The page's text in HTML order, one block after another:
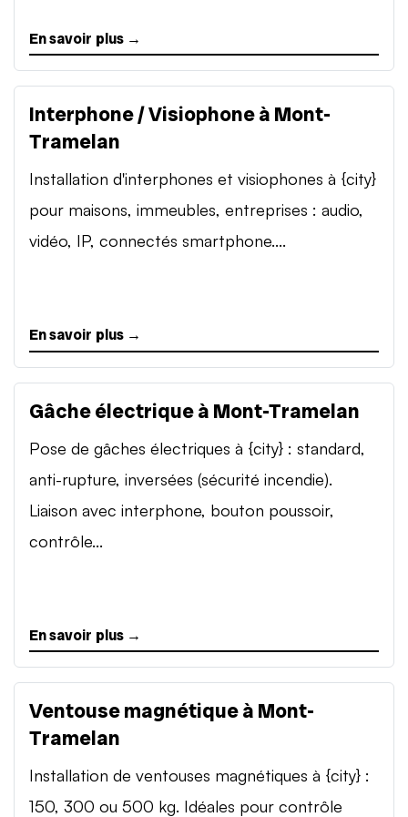
En savoir plus →
Interphone / Visiophone à Mont-
Tramelan
Installation d'interphones et visiophones à {city}
pour maisons, immeubles, entreprises : audio,
vidéo, IP, connectés smartphone....
En savoir plus →
Gâche électrique à Mont-Tramelan
Pose de gâches électriques à {city} : standard,
anti-rupture, inversées (sécurité incendie).
Liaison avec interphone, bouton poussoir,
contrôle...
En savoir plus →
Ventouse magnétique à Mont-
Tramelan
Installation de ventouses magnétiques à {city} :
150, 300 ou 500 kg. Idéales pour contrôle